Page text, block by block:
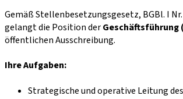
Gemäß Stellenbesetzungsgesetz, BGBl. I Nr.
gelangt die Position derGeschäftsführung
öffentlichen Ausschreibung.
Ihre Aufgaben:
Strategische und operative Leitung